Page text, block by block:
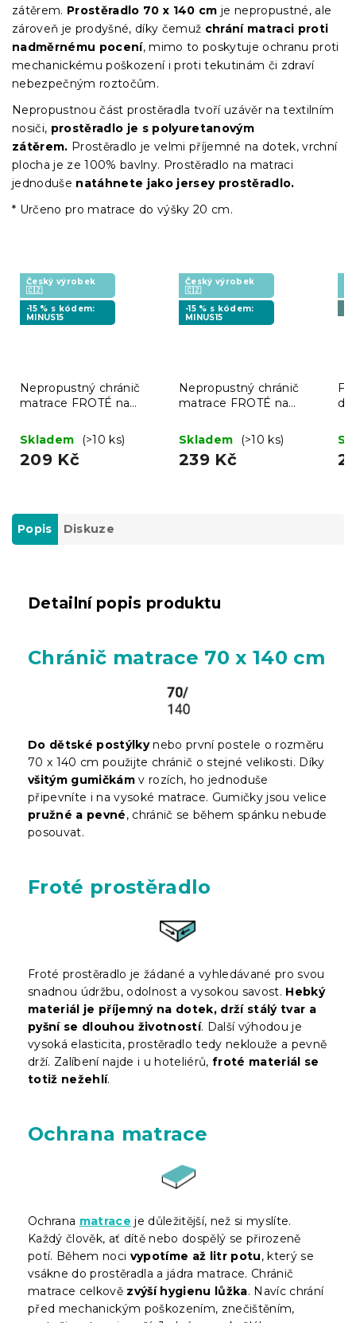
zátěrem. Prostěradlo 70 x 140 cm je nepropustné, ale
zároveň je prodyšné, díky čemuž chrání matraci proti
nadměrnému pocení, mimo to poskytuje ochranu proti
mechanickému poškození i proti tekutinám či zdraví
nebezpečným roztočům.
Nepropustnou část prostěradla tvoří uzávěr na textilním
nosiči, prostěradlo je s polyuretanovým
zátěrem. Prostěradlo je velmi příjemné na dotek, vrchní
plocha je ze 100% bavlny. Prostěradlo na matraci
jednoduše natáhnete jako jersey prostěradlo.
* Určeno pro matrace do výšky 20 cm.
Český výrobek
🇨🇿
-15 % s kódem:
MINUS15
Nepropustný chránič
matrace FROTÉ na
Skladem
(>10 ks)
209 Kč
Český výrobek
🇨🇿
-15 % s kódem:
MINUS15
Nepropustný chránič
matrace FROTÉ na
Skladem
(>10 ks)
239 Kč
Popis Diskuze
Detailní popis produktu
Chránič matrace 70 x 140 cm
Do dětské postýlkynebo první postele o rozměru
70 x 140 cm použijte chránič o stejné velikosti. Díky
všitým gumičkám v rozích, ho jednoduše
připevníte i na vysoké matrace. Gumičky jsou velice
pružné a pevné, chránič se během spánku nebude
posouvat.
Froté prostěradlo
Froté prostěradlo je žádané a vyhledávané pro svou
snadnou údržbu, odolnost a vysokou savost. Hebký
materiál je příjemný na dotek, drží stálý tvar a
pyšní se dlouhou životností. Další výhodou je
vysoká elasticita, prostěradlo tedy neklouže a pevně
drží. Zalíbení najde i u hoteliérů, froté materiál se
totiž nežehlí.
Ochrana matrace
Ochrana matrace je důležitější, než si myslíte.
Každý člověk, ať dítě nebo dospělý se přirozeně
potí. Během noci vypotíme až litr potu, který se
vsákne do prostěradla a jádra matrace. Chránič
matrace celkově zvýší hygienu lůžka. Navíc chrání
před mechanickým poškozením, znečištěním,